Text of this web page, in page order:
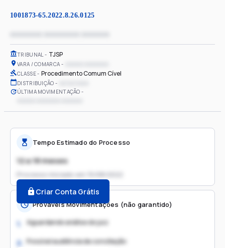
1001873-65.2022.8.26.0125
TRIBUNAL TJSP
VARA / COMARCA
CLASSE Procedimento Comum Cível
DISTRIBUIÇÃO
ÚLTIMA MOVIMENTAÇÃO
Tempo Estimado do Processo
12 a 18 meses
Processo iniciado em
Criar Conta Grátis
Prováveis Movimentações (não garantido)
1. Aguardando análise do juiz
2. Possível audiência de conciliação